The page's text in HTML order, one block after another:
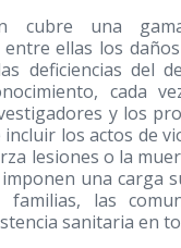
cubre una
entre ellas los
deficiencias del
cada
y los
incluir los actos de
lesiones o la
una carga
familias, las
sanitaria en